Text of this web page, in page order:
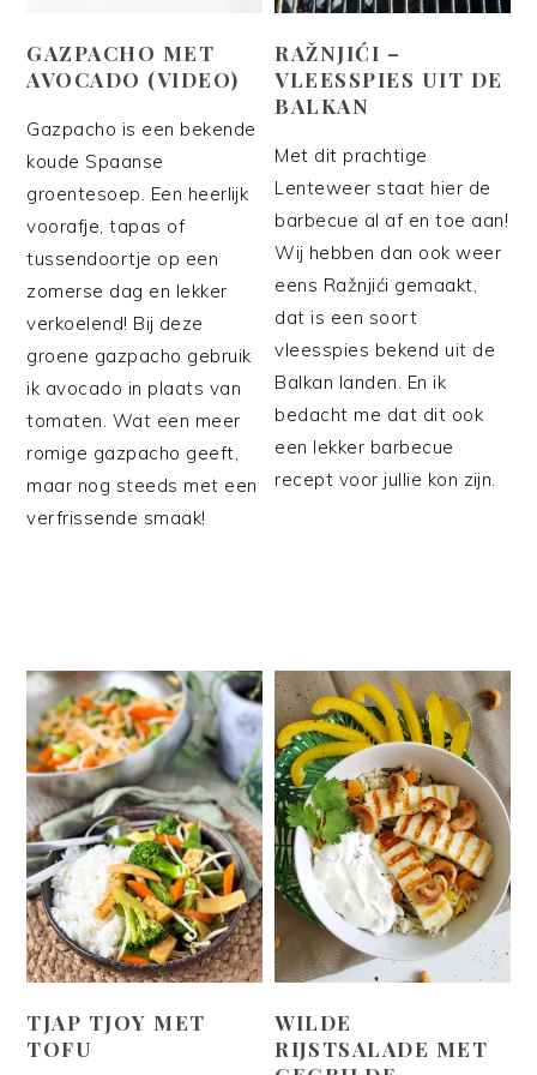
GAZPACHO MET
AVOCADO (VIDEO)
Gazpacho is een bekende
koude Spaanse
groentesoep. Een heerlijk
voorafje, tapas of
tussendoortje op een
zomerse dag en lekker
verkoelend! Bij deze
groene gazpacho gebruik
ik avocado in plaats van
tomaten. Wat een meer
romige gazpacho geeft,
maar nog steeds met een
verfrissende smaak!
RAŽNJIĆI –
VLEESSPIES UIT DE
BALKAN
Met dit prachtige
Lenteweer staat hier de
barbecue al af en toe aan!
Wij hebben dan ook weer
eens Ražnjići gemaakt,
dat is een soort
vleesspies bekend uit de
Balkan landen. En ik
bedacht me dat dit ook
een lekker barbecue
recept voor jullie kon zijn.
TJAP TJOY MET
TOFU
WILDE
RIJSTSALADE MET